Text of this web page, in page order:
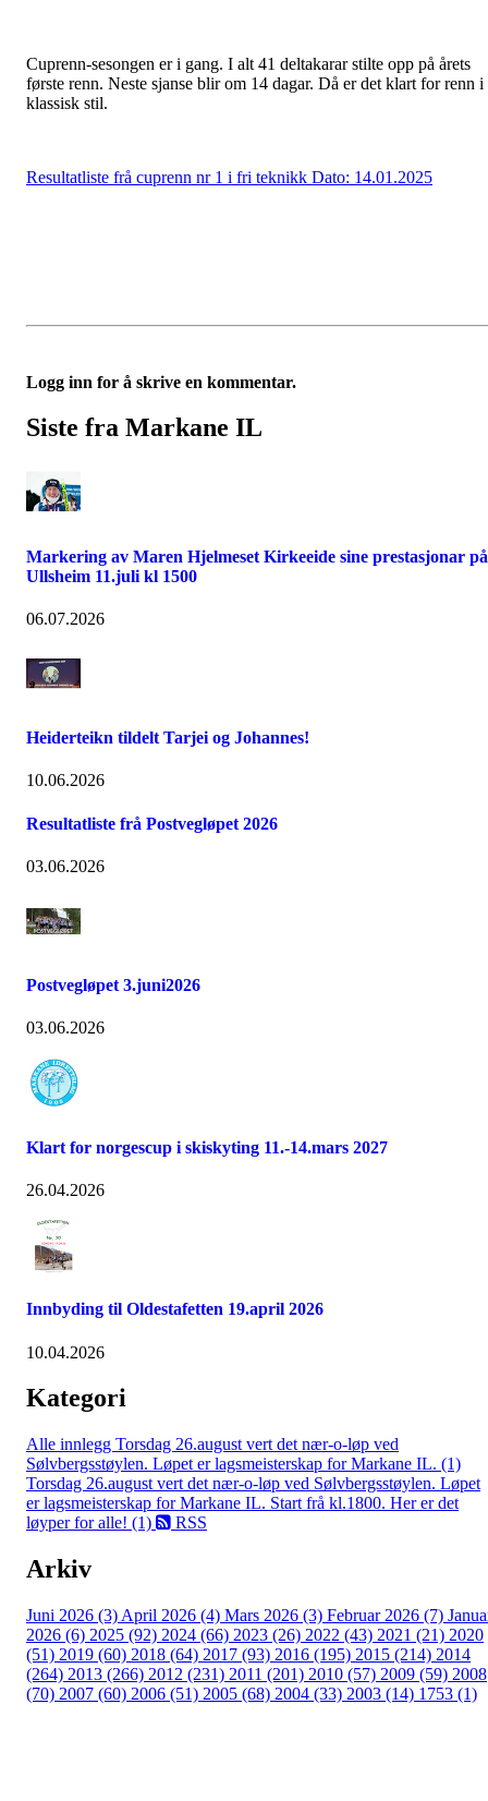
Cuprenn-sesongen er i gang. I alt 41 deltakarar stilte opp på årets
første renn. Neste sjanse blir om 14 dagar. Då er det klart for renn i
klassisk stil.
Resultatliste frå cuprenn nr 1 i fri teknikk Dato: 14.01.2025
Logg inn for å skrive en kommentar.
Siste fra Markane IL
Markering av Maren Hjelmeset Kirkeeide sine prestasjonar på
Ullsheim 11.juli kl 1500
06.07.2026
Heiderteikn tildelt Tarjei og Johannes!
10.06.2026
Resultatliste frå Postvegløpet 2026
03.06.2026
Postvegløpet 3.juni2026
03.06.2026
Klart for norgescup i skiskyting 11.-14.mars 2027
26.04.2026
Innbyding til Oldestafetten 19.april 2026
10.04.2026
Kategori
Alle innlegg Torsdag 26.august vert det nær-o-løp ved
Sølvbergsstøylen. Løpet er lagsmeisterskap for Markane IL. (1)
Torsdag 26.august vert det nær-o-løp ved Sølvbergsstøylen. Løpet
er lagsmeisterskap for Markane IL. Start frå kl.1800. Her er det
løyper for alle! (1)
RSS
Arkiv
Juni 2026 (3) April 2026 (4) Mars 2026 (3) Februar 2026 (7)
2026 (6) 2025 (92) 2024 (66) 2023 (26) 2022 (43) 2021 (21) 2020
(51) 2019 (60) 2018 (64) 2017 (93) 2016 (195) 2015 (214) 2014
(264) 2013 (266) 2012 (231) 2011 (201) 2010 (57) 2009 (59) 2008
(70) 2007 (60) 2006 (51) 2005 (68) 2004 (33) 2003 (14) 1753 (1)